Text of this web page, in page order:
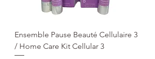
Ensemble Pause Beauté Cellulaire 3
/ Home Care Kit Cellular 3